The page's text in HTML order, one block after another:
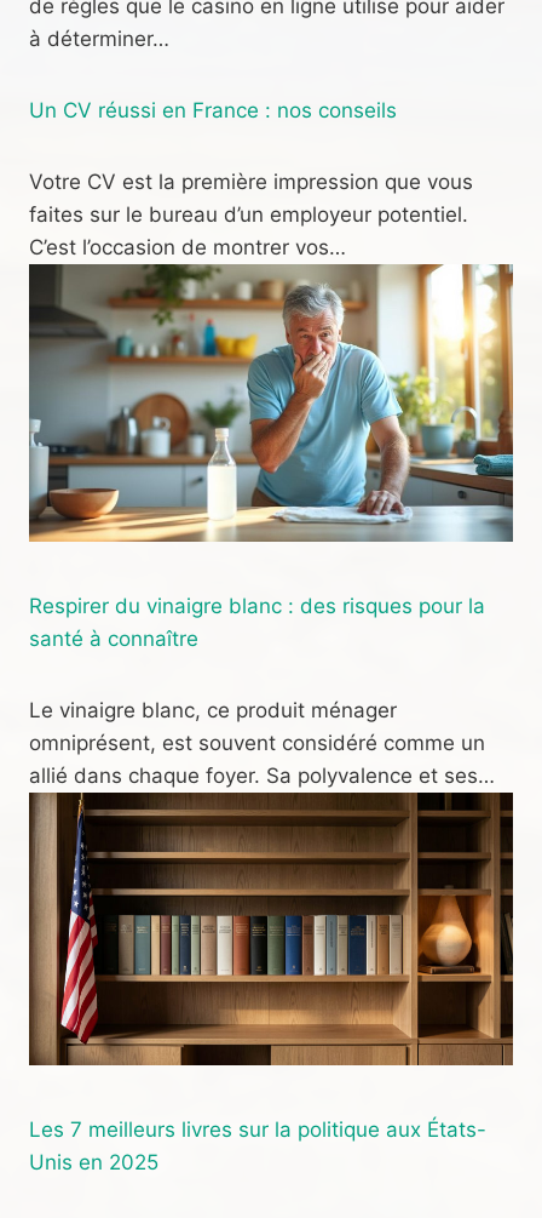
de règles que le casino en ligne utilise pour aider
à déterminer…
Un CV réussi en France : nos conseils
Votre CV est la première impression que vous
faites sur le bureau d’un employeur potentiel.
C’est l’occasion de montrer vos…
Respirer du vinaigre blanc : des risques pour la
santé à connaître
Le vinaigre blanc, ce produit ménager
omniprésent, est souvent considéré comme un
allié dans chaque foyer. Sa polyvalence et ses…
Les 7 meilleurs livres sur la politique aux États-
Unis en 2025